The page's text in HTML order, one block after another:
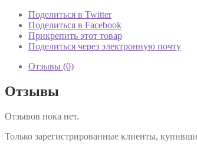
Поделиться в Twitter
Поделиться в Facebook
Прикрепить этот товар
Поделиться через электронную почту
Отзывы (0)
Отзывы
Отзывов пока нет.
Только зарегистрированные клиенты,